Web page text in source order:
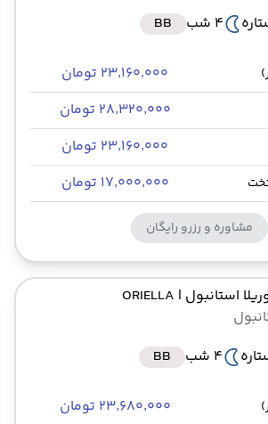
4 شب BB
۲۳٬۱۶۰٬۰۰۰ تومان
۲۸٬۳۲۰٬۰۰۰ تومان
۲۳٬۱۶۰٬۰۰۰ تومان
۱۷٬۰۰۰٬۰۰۰ تومان
مشاوره و رزرو رایگان
استانبول | ORIELLA
4 شب BB
۲۳٬۶۸۰٬۰۰۰ تومان